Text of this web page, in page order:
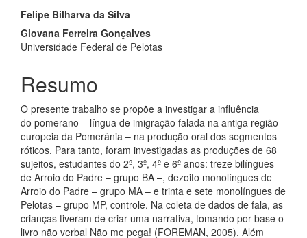
Felipe Bilharva da Silva
Giovana Ferreira Gonçalves
Universidade Federal de Pelotas
Resumo
O presente trabalho se propõe a investigar a influência
do pomerano – língua de imigração falada na antiga região
europeia da Pomerânia – na produção oral dos segmentos
róticos. Para tanto, foram investigadas as produções de 68
sujeitos, estudantes do 2º, 3º, 4º e 6º anos: treze bilíngues
de Arroio do Padre – grupo BA –, dezoito monolíngues de
Arroio do Padre – grupo MA – e trinta e sete monolíngues de
Pelotas – grupo MP, controle. Na coleta de dados de fala, as
crianças tiveram de criar uma narrativa, tomando por base o
livro não verbal Não me pega! (FOREMAN, 2005). Além